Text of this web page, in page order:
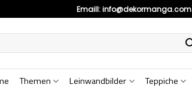
Emaill:info@dekormanga.com
Themen Leinwandbilder Teppiche